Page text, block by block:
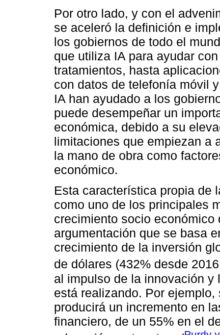
Por otro lado, y con el
se aceleró la definición e
los gobiernos de todo el
que utiliza IA para ayudar
tratamientos, hasta
con datos de telefonía móvil
IA han ayudado a los
puede desempeñar un
económica, debido a su
limitaciones que empiezan a
la mano de obra como
económico.
Esta característica propia de
como uno de los principales
crecimiento socio
argumentación que se basa
crecimiento de la inversión
de dólares (432% desde
al impulso de la innovación
está realizando. Por
producirá un incremento en
financiero, de un 55% en el